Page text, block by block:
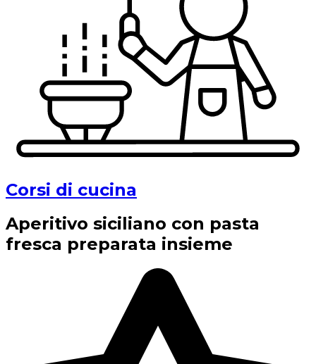
Corsi di cucina
Aperitivo siciliano con pasta
fresca preparata insieme